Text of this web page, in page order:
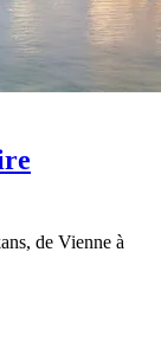
de Vienne à